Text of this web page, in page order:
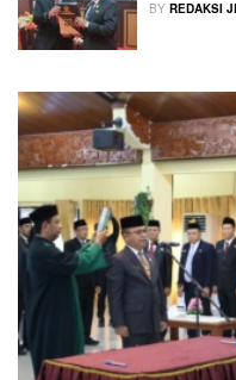
BY REDAKSI